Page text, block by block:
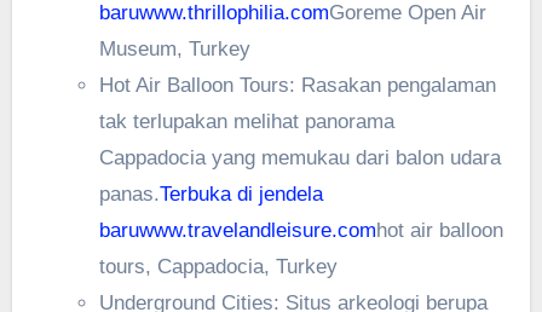
baruwww.thrillophilia.comGoreme Open Air
Museum, Turkey
Hot Air Balloon Tours: Rasakan pengalaman
tak terlupakan melihat panorama
Cappadocia yang memukau dari balon udara
panas.Terbuka di jendela
baruwww.travelandleisure.comhot air balloon
tours, Cappadocia, Turkey
Underground Cities: Situs arkeologi berupa